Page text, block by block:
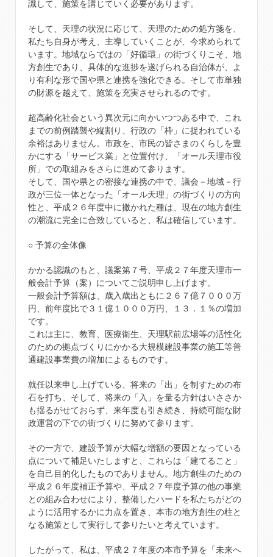
識して、施策を講じていく必要があります。
そして、天理の状況に応じて、天理のための処方箋を、
私たち自身が考え、主導していくことが、今求められて
います。地域ならではの「好循環」の街づくりこそ、地
方創生であり、具体的な進捗を遂げられる自治体が、よ
り有利な形で国や県と連携を強化できる。そして市単独
の財源を越えて、施策を充実させられるのです。
超高齢化社会という異次元に向かいつつある中で、これ
までの前例踏襲や縦割り、行政の「枠」に捉われている
余裕はありません。市政を、市民の皆さまのくらしを豊
かにする「サービス業」と位置付け、「オール天理市役
所」での取組みをさらに進めて参ります。
そして、国や県との密接な連携の中で、議会－地域－行
政が三位一体となった「オール天理」の街づくりの方向
性と、平成２６年度中に撒かれた種は、現在の地方創生
の潮流に完全に合致していると、私は確信しています。
○ 予算の全体像
かかる認識のもと、議案第７号、平成２７年度天理市一
般会計予算（案）についてご説明申し上げます。
一般会計予算額は、歳入歳出ともに２６７億７０００万
円、前年度比で３１億１０００万円、１３．１％の増加
です。
これは主に、教育、医療衛生、天理駅前広場等の活性化
のための拠点づくりにかかる大規模建設事業の施工等普
通建設事業費の増加によるものです。
就任以来申し上げている、将来の「出」を制すための布
石を打ち、そして、将来の「入」を量る方針はいささか
も揺るがせておらず、来年度も引き続き、持続可能な財
政運営の下での街づくりに努めて参ります。
その一方で、建設予算が大幅な増額の要因となっている
点について補足いたしますと、これらは「建てること」
を自己目的化したものでありません。地方創生のための
平成２６年度補正予算や、平成２７年度予算の他の事業
との組み合わせにより、整備したハードを私たちがどの
ように活用するかに力点を置き、本市の地方創生の柱と
なる施策として実行して参りたいと考えています。
したがって、私は、平成２７年度の本市予算を「未来へ